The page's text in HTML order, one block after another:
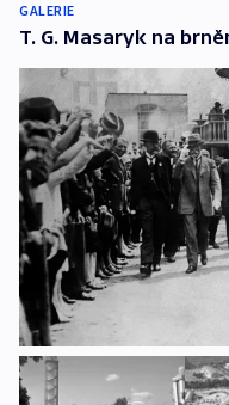
GALERIE
T. G. Masaryk na